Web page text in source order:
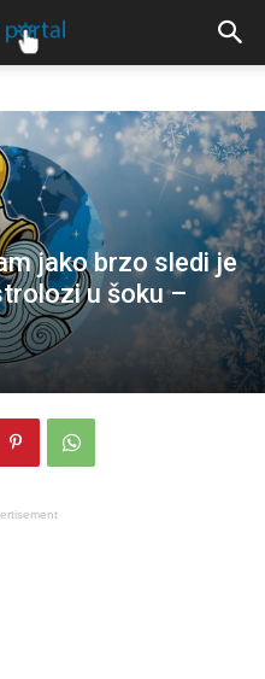
jako brzo sledi je
u šoku –